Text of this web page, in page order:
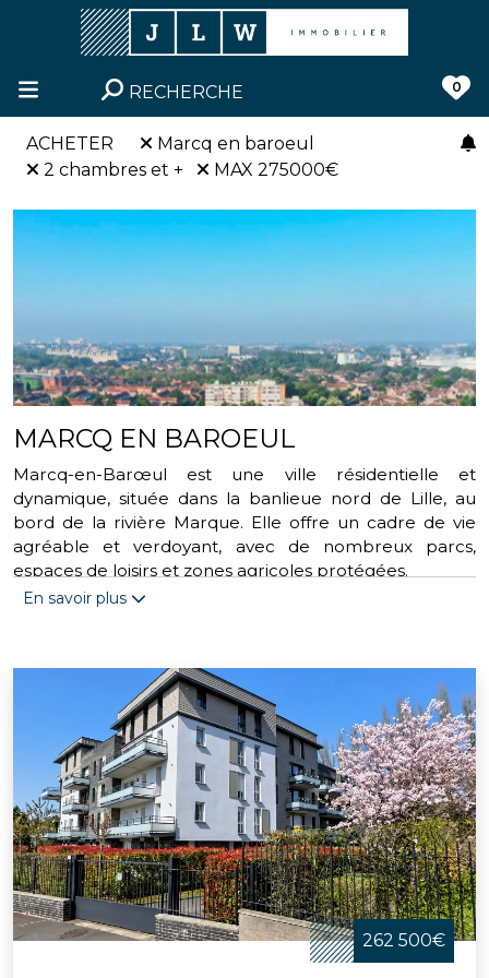
RECHERCHE 0
ACHETER
Marcq en baroeul
2 chambres et +
MAX 275000€
MARCQ EN BAROEUL
Marcq-en-Barœul est une ville résidentielle et
dynamique, située dans la banlieue nord de Lille, au
bord de la rivière Marque. Elle offre un cadre de vie
agréable et verdoyant, avec de nombreux parcs,
espaces de loisirs et zones agricoles protégées.
l’église Saint-Vincent du XVIe siècle, la maison Art-Déco
Jules Notelaers, l’hôtel classique qui abrite le
conservatoire communal ou encore la chapelle du
Lazaro classée monument historique. Elle accueille
également des événements comme le festival de
théâtre amateur ou le tournoi international de
handball.
Marcq-en-Barœul est une ville sportive et festive, qui
dispose d’un hippodrome, de deux golfs, d’un club de
rugby à XV, d’un club de volley-ball féminin et d’une
piste de BMX. Elle organise aussi des manifestations
comme la course à pied des Foulées Marcquoises, le
En savoir plus
262 500€